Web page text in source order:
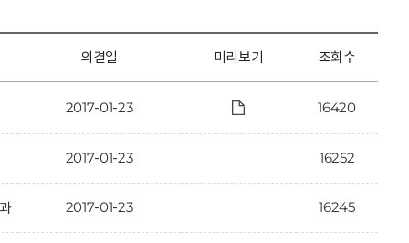
의결일 미리보기 조회수
2017-01-23 16420
2017-01-23 16252
2017-01-23 16245